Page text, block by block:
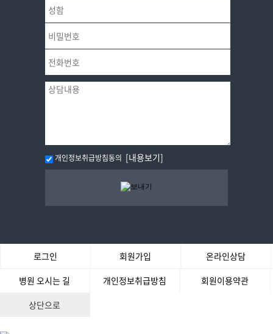
개인정보취급방침동의 [내용보기]
로그인 회원가입
온라인상담
병원 오시는 길
개인정보취급방침
회원이용약관
상단으로